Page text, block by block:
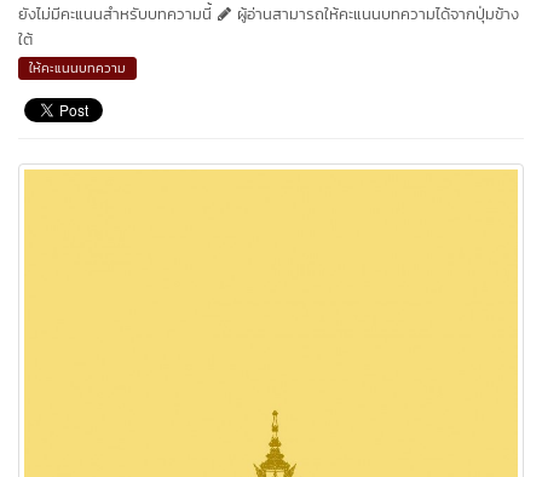
ยังไม่มีคะแนนสำหรับบทความนี้
ผู้อ่านสามารถให้คะแนนบทความได้จากปุ่มข้าง
ใต้
ให้คะแนนบทความ